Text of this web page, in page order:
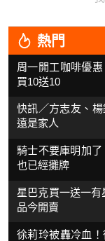
熱門
周一開工咖啡優
買10送10
快訊／方志友、
遠是家人
騎士不要庫明加
也已經攤牌
星巴克買一送一
品今開賣
徐莉玲被轟冷血